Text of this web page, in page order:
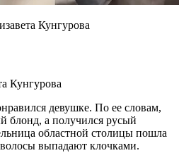
Кунгурова
Кунгурова
девушке. По ее словам,
блонд, а получился русый
областной столицы пошла
выпадают клочками.